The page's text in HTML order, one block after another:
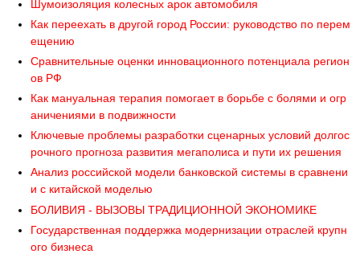
Шумоизоляция колесных арок автомобиля
Как переехать в другой город России: руководство по перем
ещению
Сравнительные оценки инновационного потенциала регион
ов РФ
Как мануальная терапия помогает в борьбе с болями и огр
аничениями в подвижности
Ключевые проблемы разработки сценарных условий долгос
рочного прогноза развития мегаполиса и пути их решения
Анализ российской модели банковской системы в сравнени
и с китайской моделью
БОЛИВИЯ - ВЫЗОВЫ ТРАДИЦИОННОЙ ЭКОНОМИКЕ
Государственная поддержка модернизации отраслей крупн
ого бизнеса